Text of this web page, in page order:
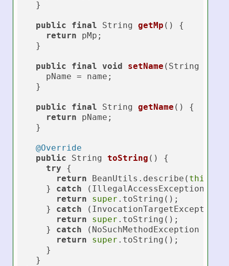
  }
public final String getMp ()
{
return pMp;
  }
public final void setName (String
    pName = name;
  }
public final String getName ()
{
return pName;
  }
@Override
public String toString ()
{
try {
return BeanUtils.describe( this
    }
catch (IllegalAccessException e)
return
super .toString();
    }
catch (InvocationTargetException
return
super .toString();
    }
catch (NoSuchMethodException e) {
return
super .toString();
    }
  }